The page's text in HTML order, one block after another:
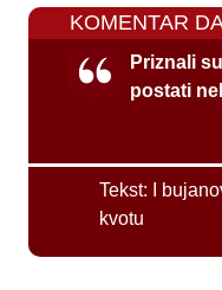
KOMENTAR
Priznali
postati
Tekst:
I
kvotu